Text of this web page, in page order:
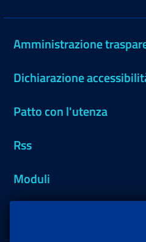
Amministrazione
Dichiarazione
Patto con l'utenza
Rss
Moduli